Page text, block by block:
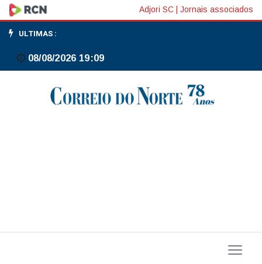
FGC
antecipa
até
clientes
Adjori SC Jornais associados
ULTIMAS :
08/08/2026 19:09